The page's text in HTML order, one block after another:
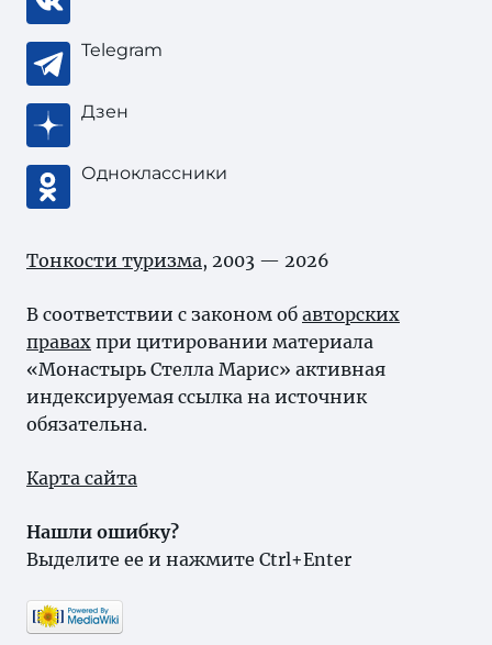
Telegram
Дзен
Одноклассники
Тонкости туризма, 2003 — 2026
В соответствии с законом об авторских
правах при цитировании материала
«Монастырь Стелла Марис» активная
индексируемая ссылка на источник
обязательна.
Карта сайта
Нашли ошибку?
Выделите ее и нажмите Ctrl+Enter